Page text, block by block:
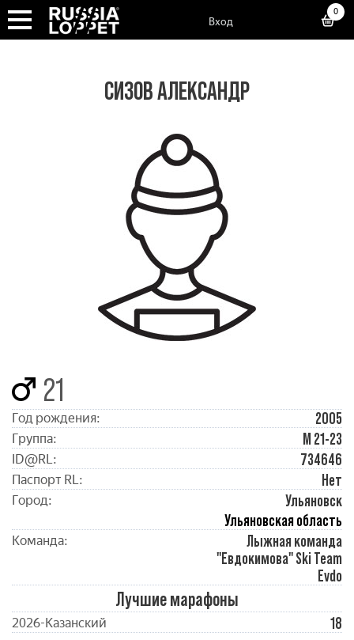
Вход
0
СИЗОВ АЛЕКСАНДР
21
Год рождения: 2005
Группа: М 21-23
ID@RL: 734646
Паспорт RL: Нет
Город:
Ульяновск
Ульяновская область
Команда:
Лыжная команда
"Евдокимова" Ski Team
Evdo
Лучшие марафоны
2026-Казанский 18